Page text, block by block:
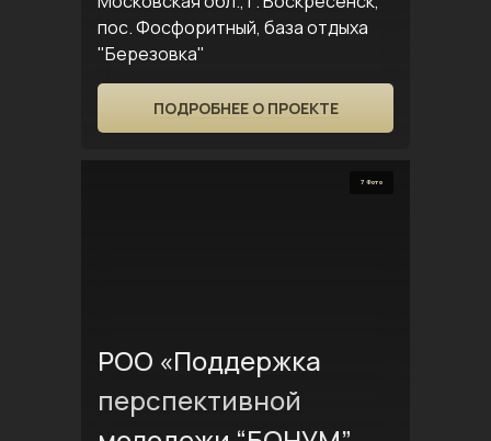
пос. Фосфоритный, база отдыха
"Березовка"
ПОДРОБНЕЕ О ПРОЕКТЕ
7 Фото
РОО «Поддержка
перспективной